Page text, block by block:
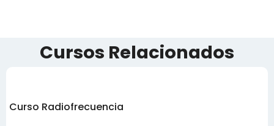
Cursos Relacionados
Curso Radiofrecuencia